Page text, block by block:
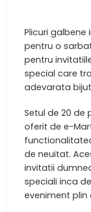
Plicuri
pentru o
pentru
special care
adevarata
Setul de 20 de
oferit de e-
de neuitat.
invitatii
speciali inca
eveniment plin